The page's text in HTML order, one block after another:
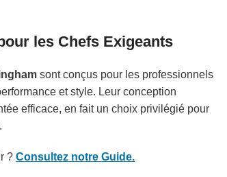
les Chefs Exigeants
sont conçus pour les professionnels
et style. Leur conception
efficace, en fait un choix privilégié pour
?Consultez notre Guide.